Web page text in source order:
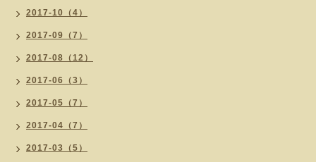
2017-10（4）
2017-09（7）
2017-08（12）
2017-06（3）
2017-05（7）
2017-04（7）
2017-03（5）